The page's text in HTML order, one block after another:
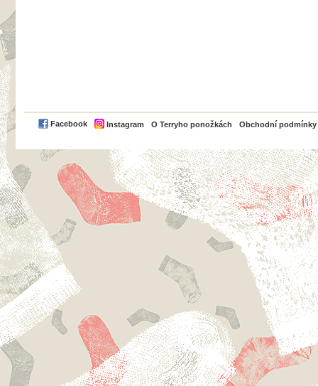
Facebook Instagram O Terryho ponožkách Obchodní podmínky
PayPal